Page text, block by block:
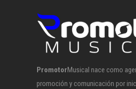
PromotorMusical nace como
promoción y comunicación por